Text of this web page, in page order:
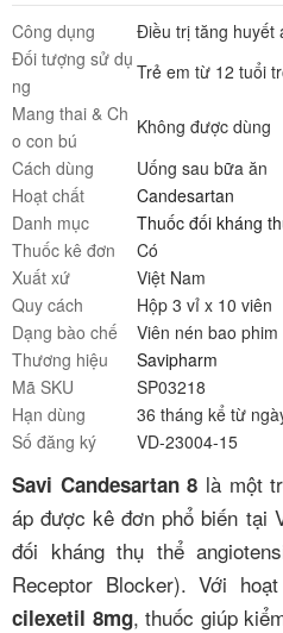
Công dụng
Điều trị tăng huyết
Đối tượng sử dụ
ng
Trẻ em từ 12 tuổi
Mang thai & Ch
o con bú
Không được dùng
Cách dùng
Uống sau bữa ăn
Hoạt chất
Candesartan
Danh mục
Thuốc đối kháng
Thuốc kê đơn
Có
Xuất xứ
Việt Nam
Quy cách
Hộp 3 vỉ x 10 viên
Dạng bào chế
Viên nén bao phim
Thương hiệu
Savipharm
Mã SKU
SP03218
Hạn dùng
36 tháng kể từ
Số đăng ký
VD-23004-15
Savi Candesartan 8 là một
áp được kê đơn phổ biến tại
đối kháng thụ thể
Receptor Blocker). Với
cilexetil 8mg, thuốc giúp